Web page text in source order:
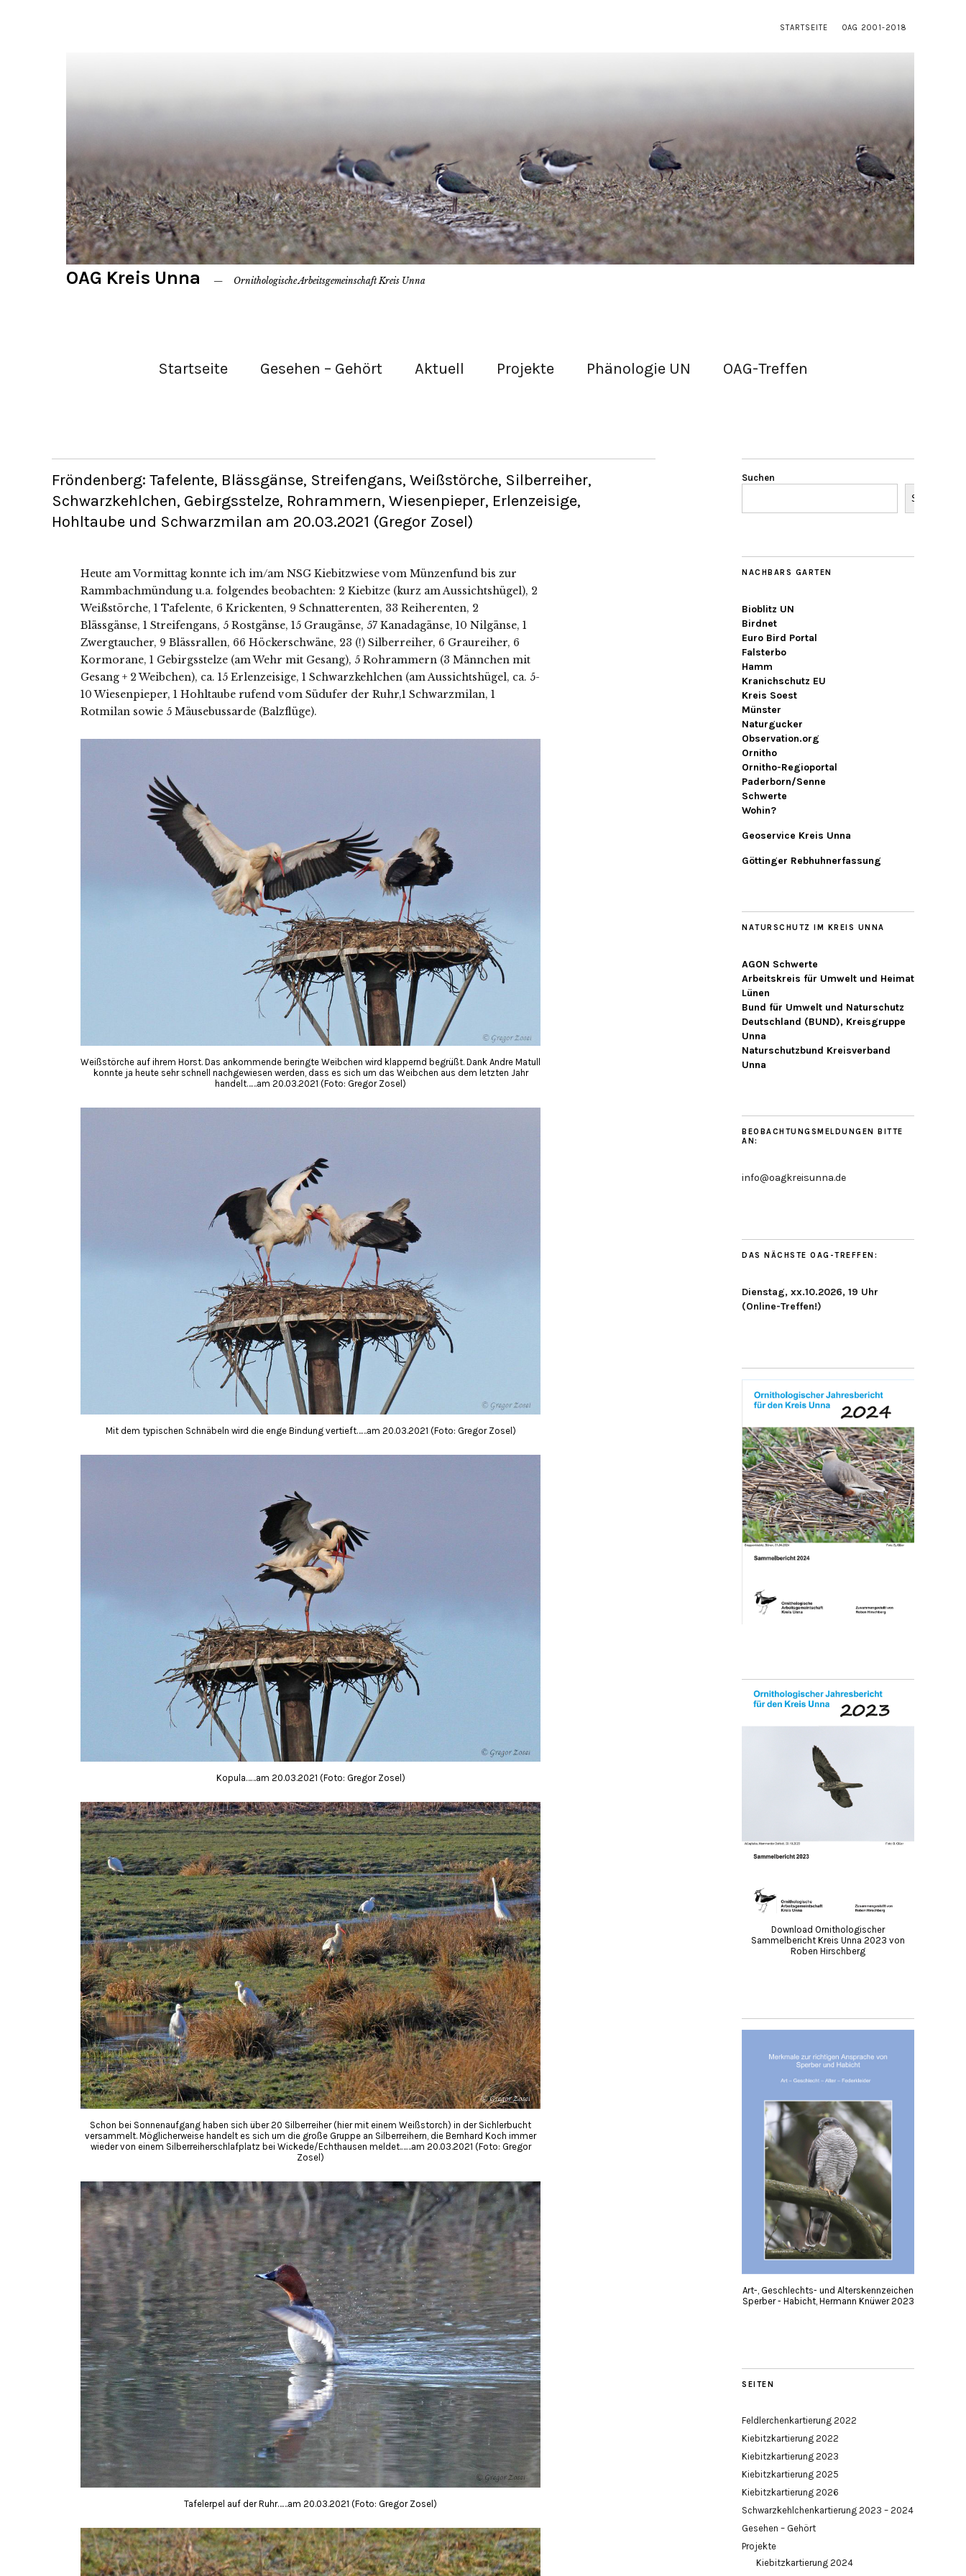
STARTSEITE OAG 2001-2018
OAG Kreis Unna Ornithologische Arbeitsgemeinschaft Kreis Unna
Startseite Gesehen – Gehört Aktuell Projekte Phänologie UN OAG-Treffen
Fröndenberg: Tafelente, Blässgänse, Streifengans, Weißstörche, Silberreiher,
Schwarzkehlchen, Gebirgsstelze, Rohrammern, Wiesenpieper, Erlenzeisige,
Hohltaube und Schwarzmilan am 20.03.2021 (Gregor Zosel)
Heute am Vormittag konnte ich im/am NSG Kiebitzwiese vom Münzenfund bis zur
Rammbachmündung u.a. folgendes beobachten: 2 Kiebitze (kurz am Aussichtshügel), 2
Weißstörche, 1 Tafelente, 6 Krickenten, 9 Schnatterenten, 33 Reiherenten, 2
Blässgänse, 1 Streifengans, 5 Rostgänse, 15 Graugänse, 57 Kanadagänse, 10 Nilgänse, 1
Zwergtaucher, 9 Blässrallen, 66 Höckerschwäne, 23 (!) Silberreiher, 6 Graureiher, 6
Kormorane, 1 Gebirgsstelze (am Wehr mit Gesang), 5 Rohrammern (3 Männchen mit
Gesang + 2 Weibchen), ca. 15 Erlenzeisige, 1 Schwarzkehlchen (am Aussichtshügel, ca. 5-
10 Wiesenpieper, 1 Hohltaube rufend vom Südufer der Ruhr,1 Schwarzmilan, 1
Rotmilan sowie 5 Mäusebussarde (Balzflüge).
Weißstörche auf ihrem Horst. Das ankommende beringte Weibchen wird klappernd begrüßt. Dank Andre Matull
konnte ja heute sehr schnell nachgewiesen werden, dass es sich um das Weibchen aus dem letzten Jahr
handelt……am 20.03.2021 (Foto: Gregor Zosel)
Mit dem typischen Schnäbeln wird die enge Bindung vertieft……am 20.03.2021 (Foto: Gregor Zosel)
Kopula……am 20.03.2021 (Foto: Gregor Zosel)
Schon bei Sonnenaufgang haben sich über 20 Silberreiher (hier mit einem Weißstorch) in der Sichlerbucht
versammelt. Möglicherweise handelt es sich um die große Gruppe an Silberreihern, die Bernhard Koch immer
wieder von einem Silberreiherschlafplatz bei Wickede/Echthausen meldet.……am 20.03.2021 (Foto: Gregor
Zosel)
Tafelerpel auf der Ruhr……am 20.03.2021 (Foto: Gregor Zosel)
Suchen
Suchen
NACHBARS GARTEN
Bioblitz UN
Birdnet
Euro Bird Portal
Falsterbo
Hamm
Kranichschutz EU
Kreis Soest
Münster
Naturgucker
Observation.org
Ornitho
Ornitho-Regioportal
Paderborn/Senne
Schwerte
Wohin?
Geoservice Kreis Unna
Göttinger Rebhuhnerfassung
NATURSCHUTZ IM KREIS UNNA
AGON Schwerte
Arbeitskreis für Umwelt und Heimat
Lünen
Bund für Umwelt und Naturschutz
Deutschland (BUND), Kreisgruppe
Unna
Naturschutzbund Kreisverband
Unna
BEOBACHTUNGSMELDUNGEN BITTE
AN:
info@oagkreisunna.de
DAS NÄCHSTE OAG-TREFFEN:
Dienstag, xx.10.2026, 19 Uhr
(Online-Treffen!)
Download Ornithologischer
Sammelbericht Kreis Unna 2023 von
Roben Hirschberg
Art-, Geschlechts- und Alterskennzeichen
Sperber - Habicht, Hermann Knüwer 2023
SEITEN
Feldlerchenkartierung 2022
Kiebitzkartierung 2022
Kiebitzkartierung 2023
Kiebitzkartierung 2025
Kiebitzkartierung 2026
Schwarzkehlchenkartierung 2023 – 2024
Gesehen – Gehört
Projekte
Kiebitzkartierung 2024